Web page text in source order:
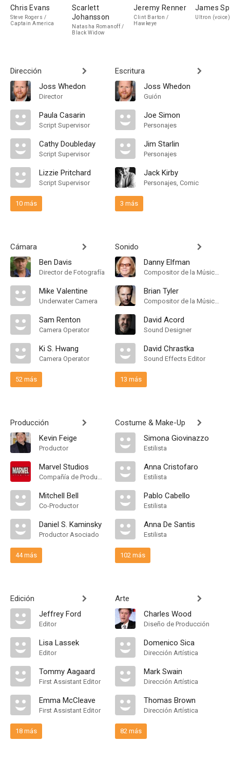
Chris Evans
Steve Rogers /
Captain America
Scarlett
Johansson
Natasha Romanoff /
Black Widow
Jeremy Renner
Clint Barton /
Hawkeye
James
Ultron (voice)
Dirección
Joss Whedon
Director
Paula Casarin
Script Supervisor
Cathy Doubleday
Script Supervisor
Lizzie Pritchard
Script Supervisor
10 más
Cámara
Ben Davis
Director de Fotografía
Mike Valentine
Underwater Camera
Sam Renton
Camera Operator
Ki S. Hwang
Camera Operator
52 más
Producción
Kevin Feige
Productor
Marvel Studios
Compañía de Produccion
Mitchell Bell
Co-Productor
Daniel S. Kaminsky
Productor Asociado
44 más
Edición
Jeffrey Ford
Editor
Lisa Lassek
Editor
Tommy Aagaard
First Assistant Editor
Emma McCleave
First Assistant Editor
18 más
Escritura
Joss Whedon
Guión
Joe Simon
Personajes
Jim Starlin
Personajes
Jack Kirby
Personajes, Comic
3 más
Sonido
Danny Elfman
Compositor de la Música Original
Brian Tyler
Compositor de la Música Original
David Acord
Sound Designer
David Chrastka
Sound Effects Editor
13 más
Costume & Make-Up
Simona Giovinazzo
Estilista
Anna Cristofaro
Estilista
Pablo Cabello
Estilista
Anna De Santis
Estilista
102 más
Arte
Charles Wood
Diseño de Producción
Domenico Sica
Dirección Artística
Mark Swain
Dirección Artística
Thomas Brown
Dirección Artística
82 más